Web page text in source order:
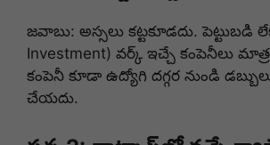
జవాబు: అస్సలు కట్టకూడదు. పెట్టుబడి
Investment) వర్క్ ఇచ్చే కంపెనీలు
కంపెనీ కూడా ఉద్యోగి దగ్గర నుండి
చేయదు.